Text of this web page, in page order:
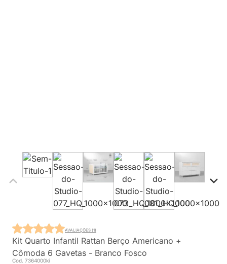
Kit Quarto Infantil Rattan Berço Americano +
Cômoda 6 Gavetas - Branco Fosco
Cod. 7364000ki
AVALIAÇÕES (1)